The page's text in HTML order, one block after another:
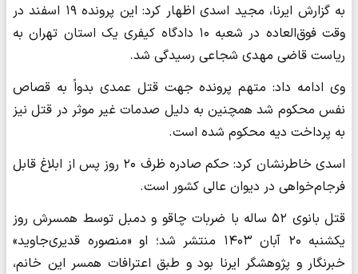
به گزارش ایرنا، مجید اسدی اظهار کرد: این پرونده ۱۹ اسفند در
وقت فوق‌العاده در شعبه ۱۰ دادگاه کیفری یک استان تهران به
ریاست قاضی مهدی شجاعی رسیدگی شد.
وی ادامه داد: متهم پرونده جهت قتل عمدی بدواً به قصاص
نفس محکوم شد همچنین به دلیل صدمات غیر موثر در قتل نیز
به پرداخت دیه محکوم شده است.
اسدی خاطرنشان کرد: حکم صادره ظرف ۲۰ روز پس از ابلاغ قابل
فرجام‌خواهی در دیوان عالی کشور است.
قتل بانوی ۵۲ ساله‌ با ضربات چاقو و دمبل توسط همسرش روز
یکشنبه ۲۰ آبان ۱۴۰۳ منتشر شد؛ او «منصوره قدیری‌جاوید»
خبرنگار و پژوهشگر ایرنا بود و طبق اعترافات همسر این خانم،